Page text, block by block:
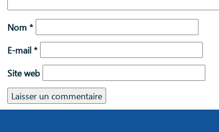
Nom *
E-mail *
Site web